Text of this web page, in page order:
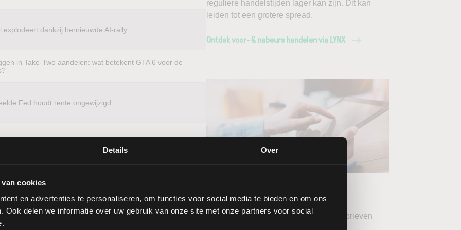
Details Over
cookies
en advertenties te personaliseren, om functies voor social media te bieden en om ons
Ook delen we informatie over uw gebruik van onze site met onze partners voor social
explodeert dankzij hernieuwde AI-rally
in Take-Two aandelen: wat betekent GTA 6 voor de
Fed houdt rente ongewijzigd
u voordelig in aandelen van vrijwel elk
het aandeel Eaton Corporation - Ordinary. Met
u buitenlandse aandelen direct op de thuismarkt. Zo
lage spread. Handelen doet u daarnaast via een
reguliere handelstijden lager kan zijn. Dit kan
leiden tot een grotere spread.
Ontdek voor- & nabeurs handelen via LYNX
Selecteer uw gewenste LYNX Nieuwsbrieven